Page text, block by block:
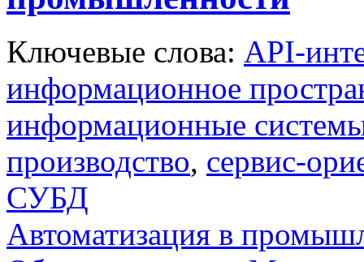
Ключевые слова: API-
информационное
информационные
производство, сервис-
СУБД
Автоматизация в